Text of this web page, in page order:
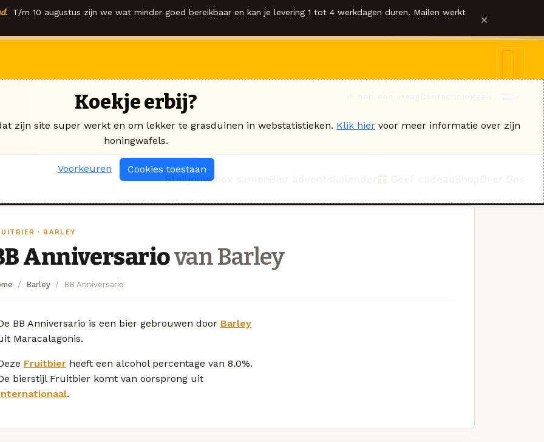
T/m 10 augustus zijn we wat minder goed bereikbaar en kan je levering 1 tot 4 werkdagen duren. Mailen werkt ×
Stel jouw box samen
· BARLEY
Anniversariovan Barley
Barley BB Anniversario
BB Anniversario is een bier gebrouwen door Barley
Maracalagonis.
Fruitbier heeft een alcohol percentage van 8.0%.
bierstijl Fruitbier komt van oorsprong uit
.
Koekje erbij?
zijn site super werkt en om lekker te grasduinen in webstatistieken. Klik hier voor meer informatie over zijn
honingwafels.
Voorkeuren Cookies toestaan